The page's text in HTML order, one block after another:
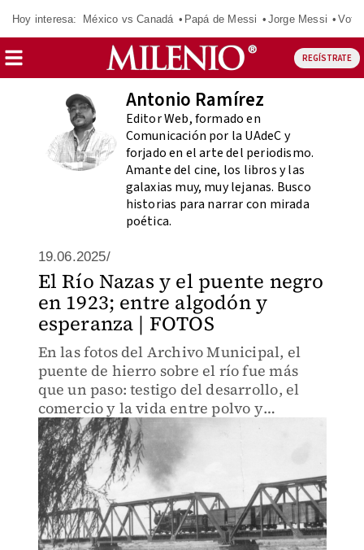
Hoy interesa: México vs Canadá Papá de Messi Jorge Messi
REGÍSTRATE
Antonio Ramírez
Editor Web, formado en
Comunicación por la UAdeC y
forjado en el arte del periodismo.
Amante del cine, los libros y las
galaxias muy, muy lejanas. Busco
historias para narrar con mirada
poética.
19.06.2025/
El Río Nazas y el puente negro
en 1923; entre algodón y
esperanza | FOTOS
En las fotos del Archivo Municipal, el
puente de hierro sobre el río fue más
que un paso: testigo del desarrollo, el
comercio y la vida entre polvo y
algodón.